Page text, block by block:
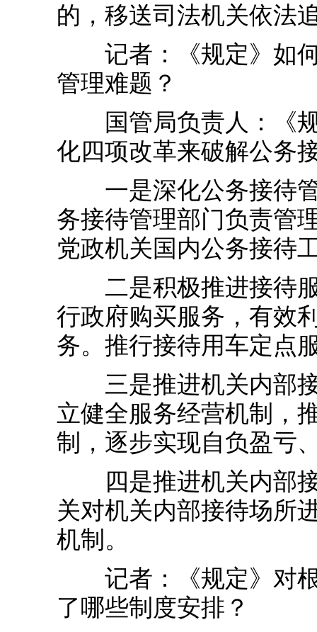
的，移送司法机关依法
记者：《规定》如何
管理难题？
国管局负责人：《规
化四项改革来破解公务
一是深化公务接待管
务接待管理部门负责管
党政机关国内公务接待
二是积极推进接待服
行政府购买服务，有效
务。推行接待用车定点
三是推进机关内部接
立健全服务经营机制，
制，逐步实现自负盈亏
四是推进机关内部接
关对机关内部接待场所
机制。
记者：《规定》对根
了哪些制度安排？